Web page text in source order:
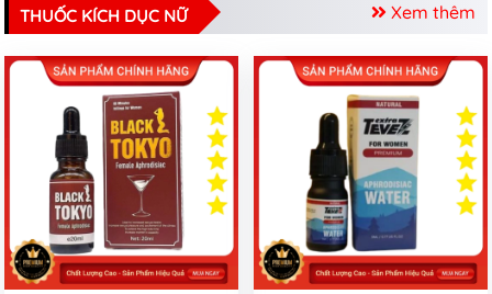
Xem thêm
THUỐC KÍCH DỤC NỮ